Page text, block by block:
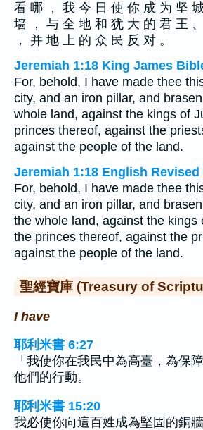
看 哪 ， 我 今 日 使 你 成 为 坚
墙 ， 与 全 地 和 犹 大 的 君 王
， 并 地 上 的 众 民 反 对 。
Jeremiah 1:18 King James
For, behold, I have made thee
city, and an iron pillar, and
whole land, against the kings of
princes thereof, against the
against the people of the land.
Jeremiah 1:18 English Revised
For, behold, I have made thee
city, and an iron pillar, and
the whole land, against the kings
the princes thereof, against the
against the people of the land.
聖經寶庫 (Treasury of
I have
耶利米書 6:27
「我使你在我民中為高臺，為保
他們的行動。
耶利米書 15:20
我必使你向這百姓成為堅固的銅